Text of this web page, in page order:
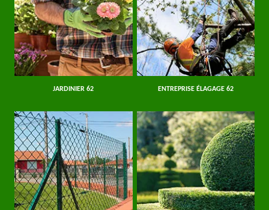
JARDINIER 62 ENTREPRISE ÉLAGAGE 62